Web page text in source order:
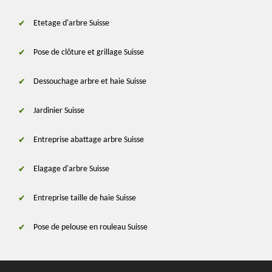
Etetage d'arbre Suisse
Pose de clôture et grillage Suisse
Dessouchage arbre et haie Suisse
Jardinier Suisse
Entreprise abattage arbre Suisse
Elagage d'arbre Suisse
Entreprise taille de haie Suisse
Pose de pelouse en rouleau Suisse